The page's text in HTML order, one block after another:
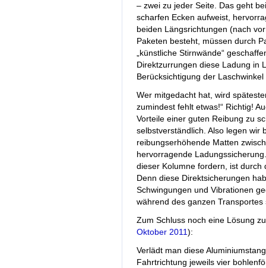
– zwei zu jeder Seite. Das geht
scharfen Ecken aufweist,
beiden Längsrichtungen (nach
Paketen besteht, müssen durch
„künstliche Stirnwände“
Direktzurrungen diese Ladung in
Berücksichtigung der
Wer mitgedacht hat, wird
zumindest fehlt etwas!“ Richtig!
Vorteile einer guten Reibung zu
selbstverständlich. Also legen wir
reibungserhöhende Matten
hervorragende
dieser Kolumne fordern, ist
Denn diese Direktsicherungen
Schwingungen und Vibrationen
während des ganzen Transportes
Zum Schluss noch eine Lösung
Oktober 2011):
Verlädt man diese
Fahrtrichtung jeweils vier